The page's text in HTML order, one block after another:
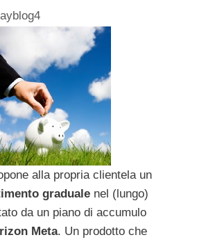
alla propria clientela un
graduale nel (lungo)
da un piano di accumulo
Meta. Un prodotto che